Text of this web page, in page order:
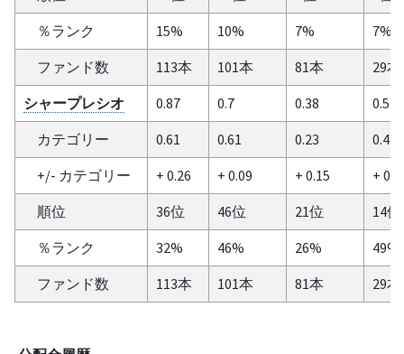
％ランク
15% 10% 7%
7%
ファンド数
113本 101本 81本
29本
シャープレシオ
0.87 0.7 0.38
0.53
カテゴリー
0.61 0.61 0.23
0.47
+/- カテゴリー
+ 0.26 + 0.09 + 0.15
+
順位
36位 46位 21位
14位
％ランク
32% 46% 26%
49%
ファンド数
113本 101本 81本 29本